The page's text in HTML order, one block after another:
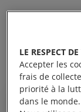
Depuis que
d’une
LE RESPECT
Accepter les
frais de
priorité à la
dans le monde.